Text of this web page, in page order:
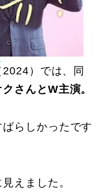
）では、同
さんとW主演。
らしかったです
えました。